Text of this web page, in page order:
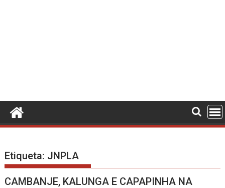
Etiqueta: JNPLA
CAMBANJE, KALUNGA E CAPAPINHA NA